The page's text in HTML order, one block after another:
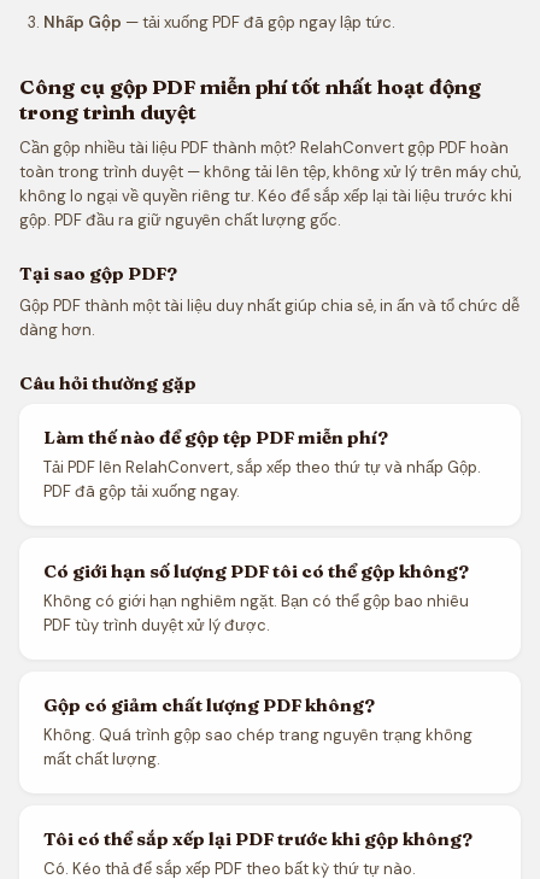
Nhấp Gộp — tải xuống PDF đã gộp ngay lập tức.
Công cụ gộp PDF miễn phí tốt nhất hoạt động
trong trình duyệt
Cần gộp nhiều tài liệu PDF thành một? RelahConvert gộp PDF hoàn
toàn trong trình duyệt — không tải lên tệp, không xử lý trên máy chủ,
không lo ngại về quyền riêng tư. Kéo để sắp xếp lại tài liệu trước khi
gộp. PDF đầu ra giữ nguyên chất lượng gốc.
Tại sao gộp PDF?
Gộp PDF thành một tài liệu duy nhất giúp chia sẻ, in ấn và tổ chức dễ
dàng hơn.
Câu hỏi thường gặp
Làm thế nào để gộp tệp PDF miễn phí?
Tải PDF lên RelahConvert, sắp xếp theo thứ tự và nhấp Gộp.
PDF đã gộp tải xuống ngay.
Có giới hạn số lượng PDF tôi có thể gộp không?
Không có giới hạn nghiêm ngặt. Bạn có thể gộp bao nhiêu
PDF tùy trình duyệt xử lý được.
Gộp có giảm chất lượng PDF không?
Không. Quá trình gộp sao chép trang nguyên trạng không
mất chất lượng.
Tôi có thể sắp xếp lại PDF trước khi gộp không?
Có. Kéo thả để sắp xếp PDF theo bất kỳ thứ tự nào.